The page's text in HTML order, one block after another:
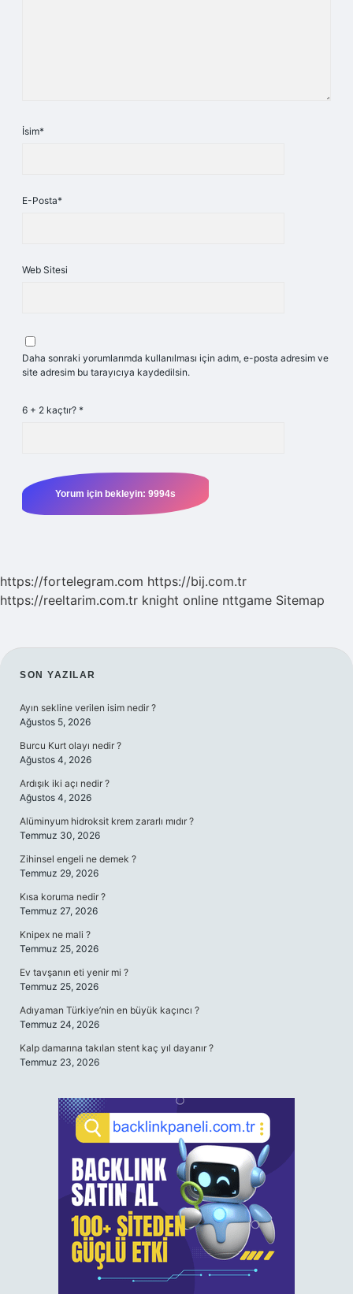
İsim*
E-Posta*
Web Sitesi
Daha sonraki yorumlarımda kullanılması için adım, e-posta adresim ve
site adresim bu tarayıcıya kaydedilsin.
6 + 2 kaçtır? *
https://fortelegram.com https://bij.com.tr
https://reeltarim.com.tr knight online nttgame Sitemap
SIDEBAR
SON YAZILAR
Ayın sekline verilen isim nedir ?
Ağustos 5, 2026
Burcu Kurt olayı nedir ?
Ağustos 4, 2026
Ardışık iki açı nedir ?
Ağustos 4, 2026
Alüminyum hidroksit krem zararlı mıdır ?
Temmuz 30, 2026
Zihinsel engeli ne demek ?
Temmuz 29, 2026
Kısa koruma nedir ?
Temmuz 27, 2026
Knipex ne mali ?
Temmuz 25, 2026
Ev tavşanın eti yenir mi ?
Temmuz 25, 2026
Adıyaman Türkiye’nin en büyük kaçıncı ?
Temmuz 24, 2026
Kalp damarına takılan stent kaç yıl dayanır ?
Temmuz 23, 2026